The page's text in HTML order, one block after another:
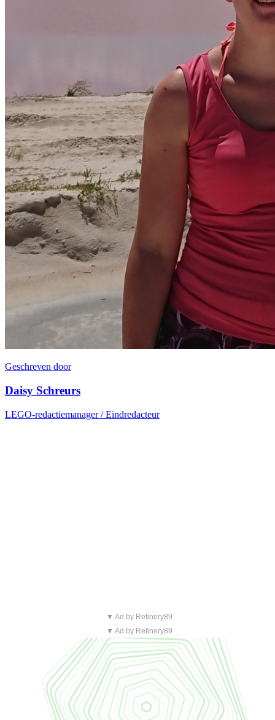
Geschreven door
Daisy Schreurs
LEGO-redactiemanager / Eindredacteur
▼ Ad by Refinery89
▼ Ad by Refinery89